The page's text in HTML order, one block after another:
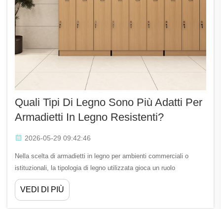
Quali Tipi Di Legno Sono Più Adatti Per
Armadietti In Legno Resistenti?
2026-05-29 09:42:46
Nella scelta di armadietti in legno per ambienti commerciali o
istituzionali, la tipologia di legno utilizzata gioca un ruolo
determinante nella durata degli arredi, nella resistenza all’usura
quotidiana e nelle prestazioni in condizioni gravose. Che si tratti
VEDI DI PIÙ